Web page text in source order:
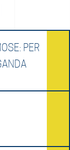
PER